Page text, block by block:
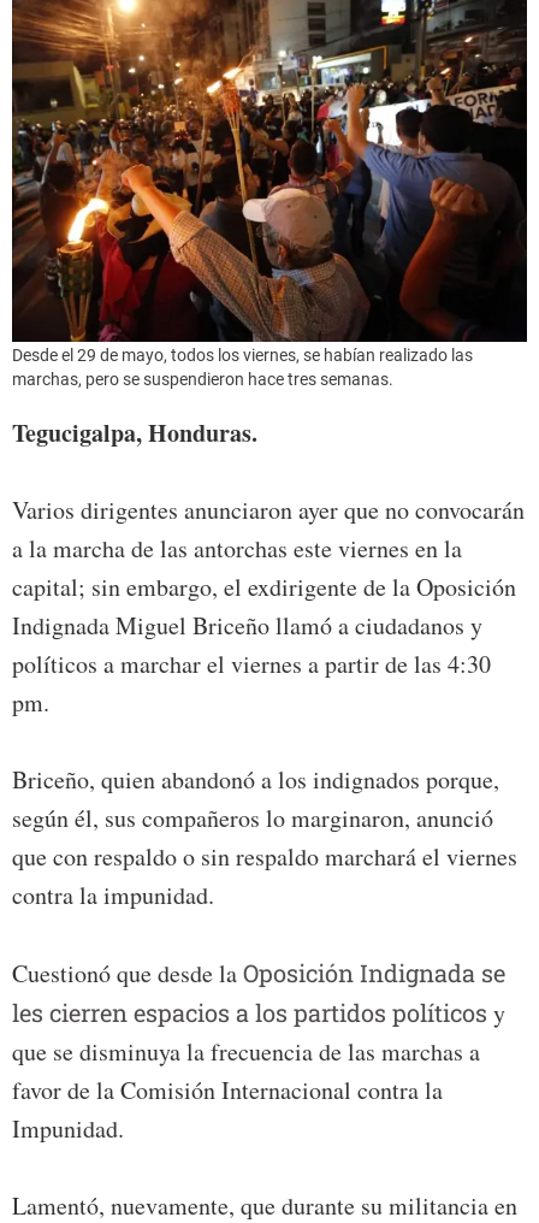
Desde el 29 de mayo, todos los viernes, se habían realizado las
marchas, pero se suspendieron hace tres semanas.
Tegucigalpa, Honduras.
Varios dirigentes anunciaron ayer que no convocarán
a la marcha de las antorchas este viernes en la
capital; sin embargo, el exdirigente de la Oposición
Indignada Miguel Briceño llamó a ciudadanos y
políticos a marchar el viernes a partir de las 4:30
pm.
Briceño, quien abandonó a los indignados porque,
según él, sus compañeros lo marginaron, anunció
que con respaldo o sin respaldo marchará el viernes
contra la impunidad.
Cuestionó que desde laOposición Indignada se
les cierren espacios a los partidos políticos y
que se disminuya la frecuencia de las marchas a
favor de la Comisión Internacional contra la
Impunidad.
Lamentó, nuevamente, que durante su militancia en